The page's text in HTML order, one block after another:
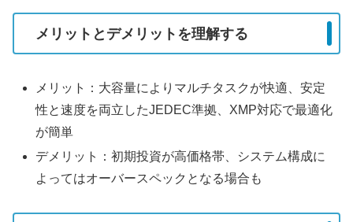
メリットとデメリットを理解する
メリット：大容量によりマルチタスクが快適、安定
性と速度を両立したJEDEC準拠、XMP対応で最適化
が簡単
デメリット：初期投資が高価格帯、システム構成に
よってはオーバースペックとなる場合も